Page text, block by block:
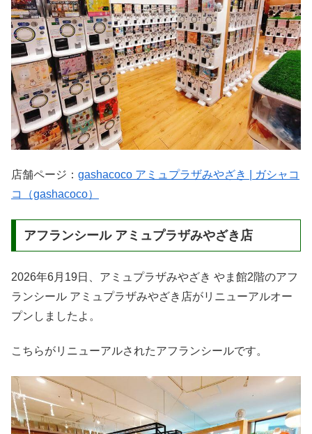
店舗ページ： gashacoco アミュプラザみやざき | ガシャコ
コ（gashacoco）
アフランシール アミュプラザみやざき店
2026年6月19日、アミュプラザみやざき やま館2階のアフ
ランシール アミュプラザみやざき店がリニューアルオー
プンしましたよ。
こちらがリニューアルされたアフランシールです。